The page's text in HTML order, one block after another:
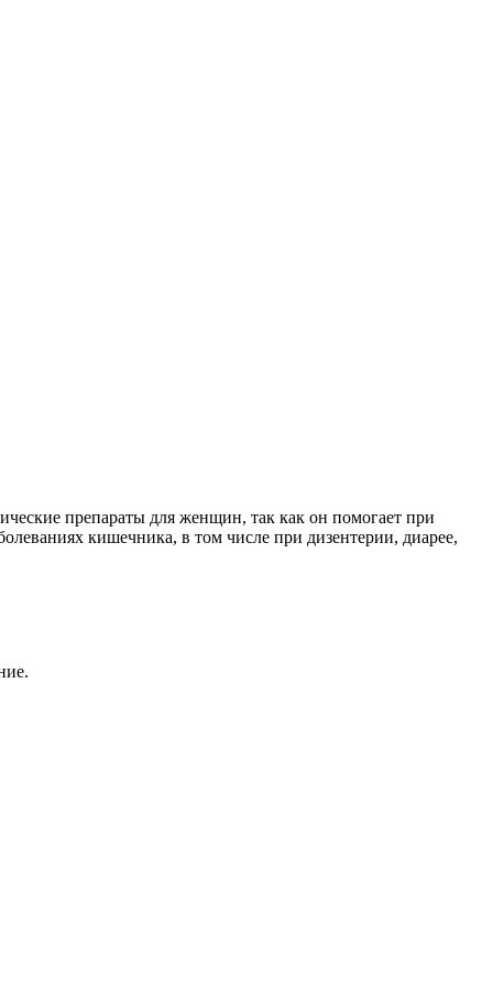
препараты для женщин, так как он помогает при
кишечника, в том числе при дизентерии, диарее,